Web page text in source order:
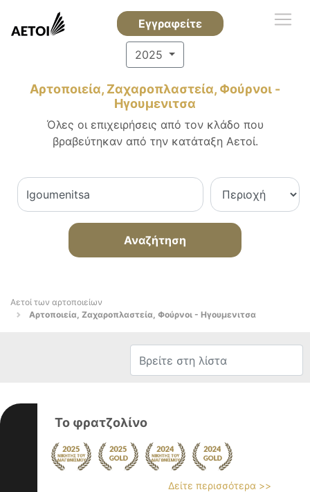
Εγγραφείτε
2025
Αρτοποιεία, Ζαχαροπλαστεία, Φούρνοι -
Ηγουμενιτσα
Όλες οι επιχειρήσεις από τον κλάδο που
βραβεύτηκαν από την κατάταξη Αετοί.
Αναζήτηση
Αετοί των αρτοποιείων
Αρτοποιεία, Ζαχαροπλαστεία, Φούρνοι - Ηγουμενιτσα
Το φρατζολίνο
Δείτε περισσότερα >>